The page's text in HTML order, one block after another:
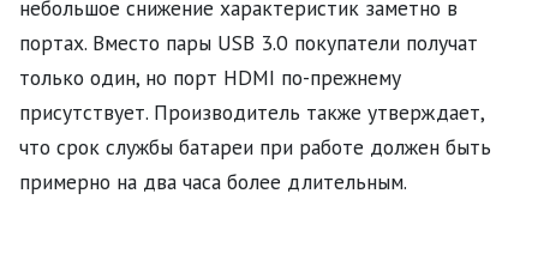
небольшое снижение характеристик заметно в
портах. Вместо пары USB 3.0 покупатели получат
только один, но порт HDMI по-прежнему
присутствует. Производитель также утверждает,
что срок службы батареи при работе должен быть
примерно на два часа более длительным.